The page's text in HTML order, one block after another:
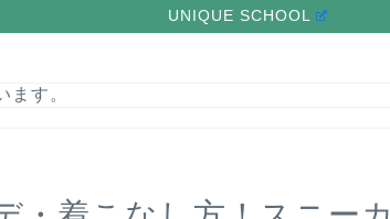
UNIQUE SCHOOL
す。